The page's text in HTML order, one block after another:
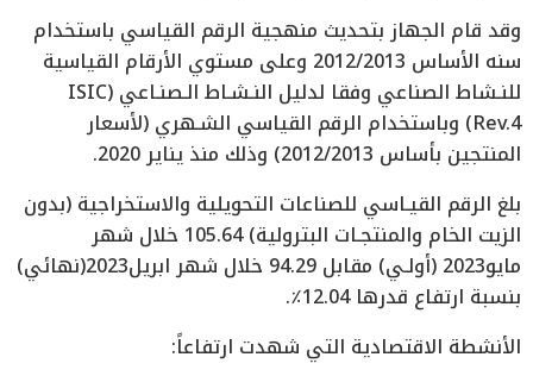
وقد قام الجهاز بتحديث منهجية الرقم القياسي باستخدام
سنه الأساس 2012/2013 وعلى مستوي الأرقام القياسية
للنـشاط الصناعي وفقا لدليل النـشـاط الـصنـاعي (ISIC
Rev.4) وباستخدام الرقم القياسي الشـهري (لأسعار
المنتجين بأساس 2012/2013) وذلك منذ يناير 2020.
بلغ الرقم القيـاسي للصناعات التحويلية والاستخراجية (بدون
الزيت الخام والمنتجـات البترولية) 105.64 خلال شهر
مايو2023 (أولـي) مقابل 94.29 خلال شهر ابريل2023(نهائي)
بنسبة ارتفاع قدرها 12.04٪.
الأنشطة الاقتصادية التي شهدت ارتفاعاً: